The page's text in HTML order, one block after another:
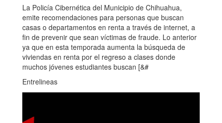
La Policía Cibernética del Municipio de Chihuahua,
emite recomendaciones para personas que buscan
casas o departamentos en renta a través de internet, a
fin de prevenir que sean víctimas de fraude. Lo anterior
ya que en esta temporada aumenta la búsqueda de
viviendas en renta por el regreso a clases donde
muchos jóvenes estudiantes buscan [&#
Entrelineas